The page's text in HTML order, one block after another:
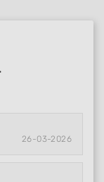
26-03-2026